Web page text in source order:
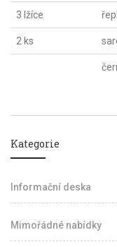
3 lžíce
2 ks
Kategorie
Informační deska
Mimořádné nabídky